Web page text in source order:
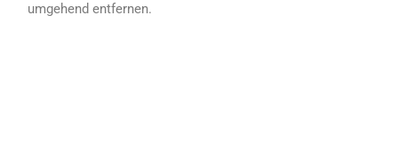
umgehend entfernen.